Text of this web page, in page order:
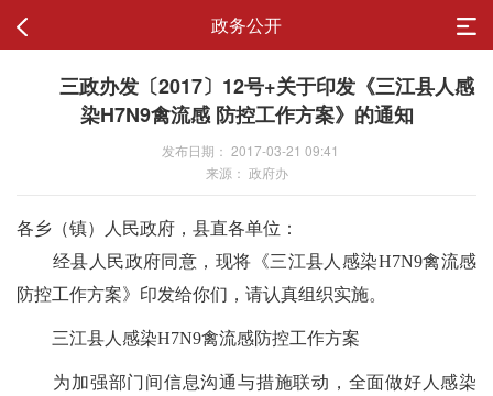
政务公开
三政办发〔2017〕12号+关于印发《三江县人感
染H7N9禽流感 防控工作方案》的通知
发布日期： 2017-03-21 09:41
来源： 政府办
各乡（镇）人民政府，县直各单位：
经县人民政府同意，现将《三江县人感染H7N9禽流感
防控工作方案》印发给你们，请认真组织实施。
三江县人感染H7N9禽流感防控工作方案
为加强部门间信息沟通与措施联动，全面做好人感染